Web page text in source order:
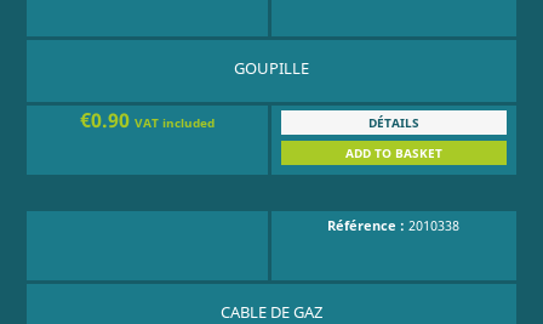
GOUPILLE
€0.90VAT included
DÉTAILS
ADD TO BASKET
Référence : 2010338
CABLE DE GAZ